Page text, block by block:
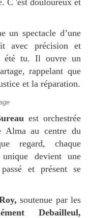
C 'est douloureux et
un spectacle d’une
avec précision et
été tu. Il ouvre un
rappelant que
et la réparation.
est orchestrée
Alma au centre du
regard, chaque
unique devient une
et présent se
soutenue par les
Debailleul,